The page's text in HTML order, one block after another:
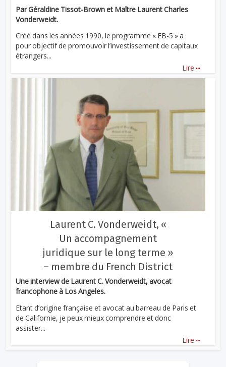
Par Géraldine Tissot-Brown et Maître Laurent Charles
Vonderweidt.
Créé dans les années 1990, le programme « EB-5 » a
pour objectif de promouvoir l’investissement de capitaux
étrangers...
Lire ...
Laurent C. Vonderweidt, «
Un accompagnement
juridique sur le long terme »
– membre du French District
Une interview de Laurent C. Vonderweidt, avocat
francophone à Los Angeles.
Etant d’origine française et avocat au barreau de Paris et
de Californie, je peux mieux comprendre et donc
assister...
Lire ...